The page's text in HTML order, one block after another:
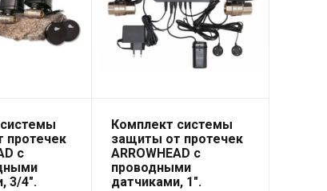
протечек
с
3/4″.
Комплект системы
защиты от протечек
ARROWHEAD с
проводными
датчиками, 1″.